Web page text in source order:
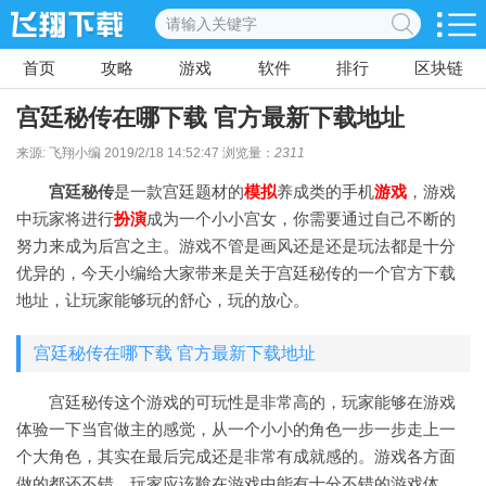
首页 攻略 游戏 软件 排行 区块链
宫廷秘传在哪下载 官方最新下载地址
来源: 飞翔小编 2019/2/18 14:52:47 浏览量： 2311
宫廷秘传是一款宫廷题材的模拟养成类的手机游戏 ，游戏
中玩家将进行扮演成为一个小小宫女，你需要通过自己不断的
努力来成为后宫之主。游戏不管是画风还是还是玩法都是十分
优异的，今天小编给大家带来是关于宫廷秘传的一个官方下载
地址，让玩家能够玩的舒心，玩的放心。
宫廷秘传在哪下载 官方最新下载地址
宫廷秘传这个游戏的可玩性是非常高的，玩家能够在游戏
体验一下当官做主的感觉，从一个小小的角色一步一步走上一
个大角色，其实在最后完成还是非常有成就感的。游戏各方面